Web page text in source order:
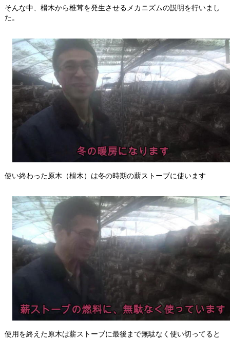
そんな中、榾木から椎茸を発生させるメカニズムの説明を行いまし
た。
使い終わった原木（榾木）は冬の時期の薪ストーブに使います
使用を終えた原木は薪ストーブに最後まで無駄なく使い切ってると